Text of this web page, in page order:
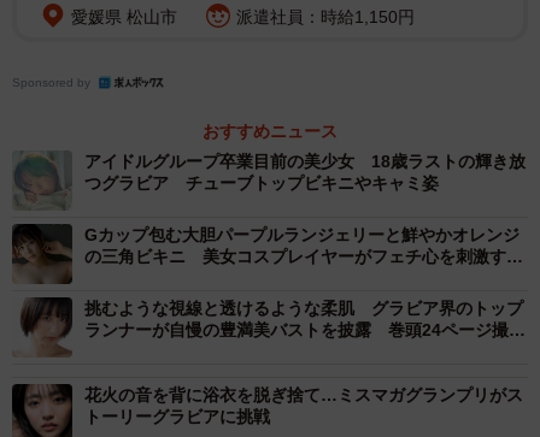
初登場。 抜群のプロポーションを活かしたグラビアに加
普段の力強いイメージとは異なる、新鮮なギャップに注目
ぽぽちゃんぼテーマは「ほろ酔い彼女と、次どうする？」
です。5年間のビール売り子経験を持つ「お酒好き美女」と
してSNSで話題のぽぽちゃんが初登場。 リアルな「はしご
酒デート」をテーマに、ビールを片手に笑う無邪気な姿か
ら、お家で見せるしっとりとした大人の表情まで、お酒が
進むごとに解けていく素顔をたっぷりと掲載しています。
【一ノ瀬瑠菜さんプロフィル】
愛媛県 松山市
派遣社員：時給1,150円
Sponsored by
おすすめニュース
アイドルグループ卒業目前の美少女 18歳ラストの輝き放
つグラビア チューブトップビキニやキャミ姿
Gカップ包む大胆パープルランジェリーと鮮やかオレンジ
の三角ビキニ 美女コスプレイヤーがフェチ心を刺激する
挑むような視線と透けるような柔肌 グラビア界のトップ
ランナーが自慢の豊満美バストを披露 巻頭24ページ撮り
花火の音を背に浴衣を脱ぎ捨て…ミスマガグランプリがス
トーリーグラビアに挑戦